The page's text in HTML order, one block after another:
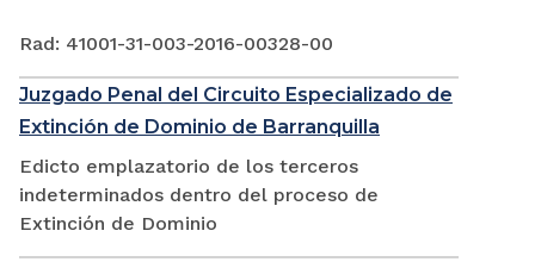
Rad: 41001-31-003-2016-00328-00
Juzgado Penal del Circuito Especializado de
Extinción de Dominio de Barranquilla
Edicto emplazatorio de los terceros
indeterminados dentro del proceso de
Extinción de Dominio